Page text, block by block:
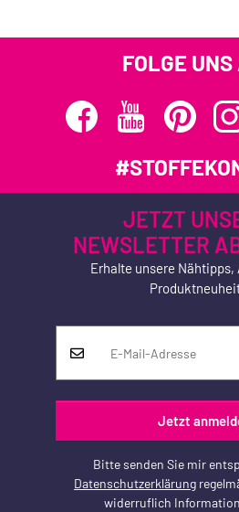
FOLGE
JETZT
NEWSLETTER
Erhalte unsere Nähtipps,
Jetzt
Bitte senden Sie mir
Datenschutzerklärung
widerruflich